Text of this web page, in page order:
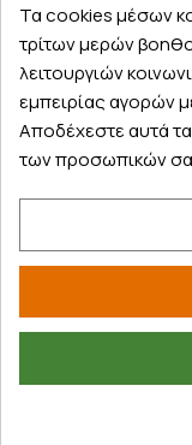
Express
Κάντε
παραλάβετε
Εξυπηρέτηση
Τα αγαπημένα μου
Τρόποι πληρωμής
Τα cookies μέσων
τρίτων μερών
λειτουργιών
εμπειρίας αγορών
Αποδέχεστε αυτά
των προσωπικών